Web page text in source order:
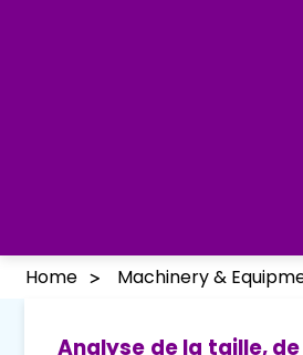
Home Machinery &
Analyse de la taille,